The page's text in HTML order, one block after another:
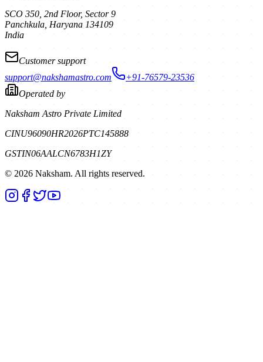
SCO 350, 2nd Floor, Sector 9
Panchkula, Haryana 134109
India
Customer support
support@nakshamastro.com
+91-76579-23536
Operated by
Naksham Astro Private Limited
CINU96090HR2026PTC145888
GSTIN06AALCN6783H1ZY
© 2026 Naksham. All rights reserved.